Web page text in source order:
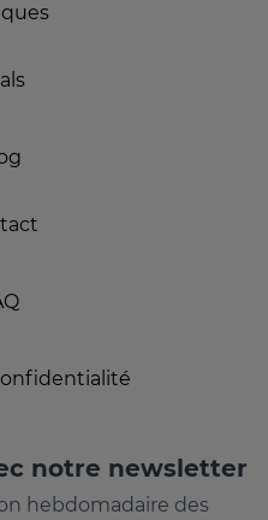
notre newsletter
hebdomadaire des